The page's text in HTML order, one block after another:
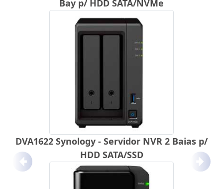
Bay p/ HDD SATA/NVMe
DVA1622 Synology - Servidor NVR 2 Baias p/
HDD SATA/SSD
Anterior